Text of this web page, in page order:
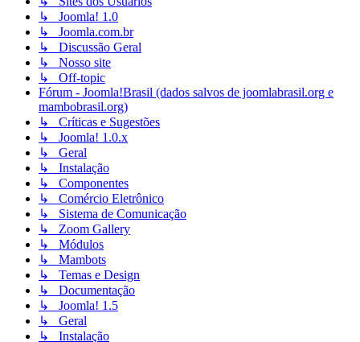
↳ Joomla! 1.0
↳ Joomla.com.br
↳ Discussão Geral
↳ Nosso site
↳ Off-topic
Fórum - Joomla!Brasil (dados salvos de joomlabrasil.org e
mambobrasil.org)
↳ Críticas e Sugestões
↳ Joomla! 1.0.x
↳ Geral
↳ Instalação
↳ Componentes
↳ Comércio Eletrônico
↳ Sistema de Comunicação
↳ Zoom Gallery
↳ Módulos
↳ Mambots
↳ Temas e Design
↳ Documentação
↳ Joomla! 1.5
↳ Geral
↳ Instalação